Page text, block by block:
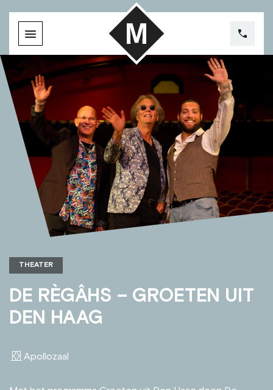
THEATER
DE RÈGÂHS – GROETEN UIT
DEN HAAG
Apollozaal